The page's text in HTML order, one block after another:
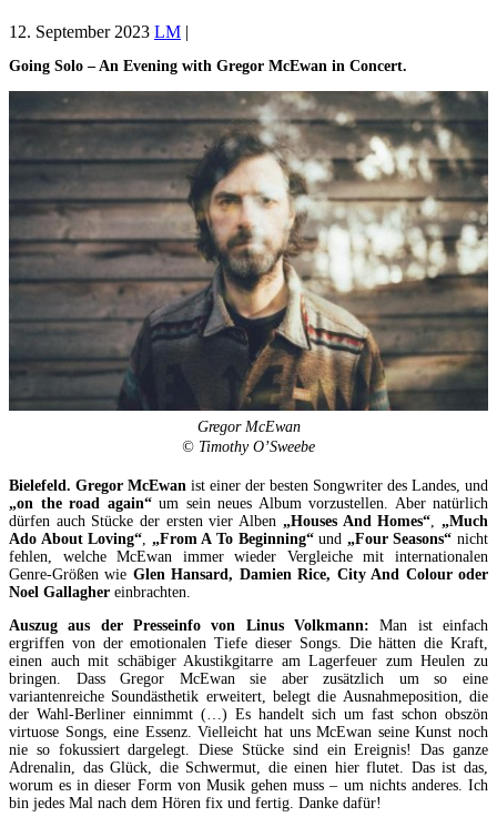
12. September 2023 LM |
Going Solo – An Evening with Gregor McEwan in Concert.
Gregor McEwan
© Timothy O’Sweebe
Bielefeld. Gregor McEwan ist einer der besten Songwriter des Landes, und
„on the road again“um sein neues Album vorzustellen. Aber natürlich
dürfen auch Stücke der ersten vier Alben „Houses And Homes“ ,„Much
Ado About Loving“ „From A To Beginning“und „Four Seasons“ nicht
fehlen, welche McEwan immer wieder Vergleiche mit internationalen
Genre-Größen wie Glen Hansard, Damien Rice, City And Colour oder
Noel Gallagher einbrachten.
Auszug aus der Presseinfo von Linus Volkmann: Man ist einfach
ergriffen von der emotionalen Tiefe dieser Songs. Die hätten die Kraft,
einen auch mit schäbiger Akustikgitarre am Lagerfeuer zum Heulen zu
bringen. Dass Gregor McEwan sie aber zusätzlich um so eine
variantenreiche Soundästhetik erweitert, belegt die Ausnahmeposition, die
der Wahl-Berliner einnimmt (…) Es handelt sich um fast schon obszön
virtuose Songs, eine Essenz. Vielleicht hat uns McEwan seine Kunst noch
nie so fokussiert dargelegt. Diese Stücke sind ein Ereignis! Das ganze
Adrenalin, das Glück, die Schwermut, die einen hier flutet. Das ist das,
worum es in dieser Form von Musik gehen muss – um nichts anderes. Ich
bin jedes Mal nach dem Hören fix und fertig. Danke dafür!